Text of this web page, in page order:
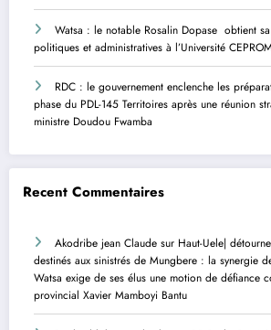
Watsa : le notable Rosalin Dopase obtient
politiques et administratives à l’Université
RDC : le gouvernement enclenche les
phase du PDL-145 Territoires après une réunion
ministre Doudou Fwamba
Recent Commentaires
Akodribe jean Claude sur Haut-Uele|
destinés aux sinistrés de Mungbere : la synergie
Watsa exige de ses élus une motion de défiance
provincial Xavier Mamboyi Bantu